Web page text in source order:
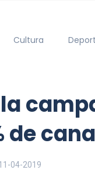
Cultura
de
04-2019